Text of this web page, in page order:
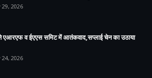
29, 2026
एआरएफ व ईएएस समिट में आतंकवाद,सप्लाई चेन का उठाया
24, 2026